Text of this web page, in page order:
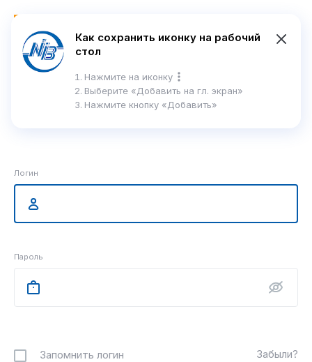
Вход в интернет-банк
Логин
Пароль
Запомнить логин Забыли?
Как сохранить иконку на рабочий
стол
Нажмите на иконку
Выберите «Добавить на гл. экран»
Нажмите кнопку «Добавить»